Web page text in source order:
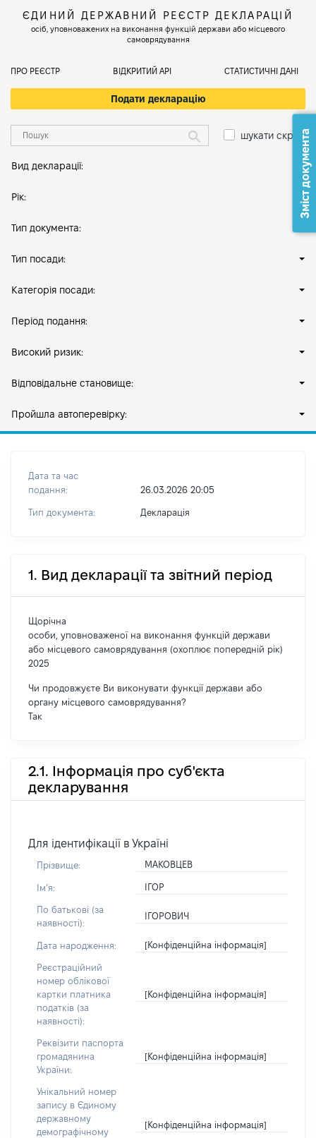
ЄДИНИЙ ДЕРЖАВНИЙ РЕЄСТР ДЕКЛАРАЦІЙ
осіб, уповноважених на виконання функцій держави або місцевого
самоврядування
ПРО РЕЄСТР ВІДКРИТИЙ АРІ СТАТИСТИЧНІ ДАНІ
Подати декларацію
шукати скрізь
Вид декларації:
Рік:
Тип документа:
Тип посади:
Категорія посади:
Період подання:
Високий ризик:
Відповідальне становище:
Пройшла автоперевірку:
Дата та час
подання:
26.03.2026 20:05
Тип документа: Декларація
1. Вид декларації та звітний період
Щорічна
особи, уповноваженої на виконання функцій держави
або місцевого самоврядування (охоплює попередній рік)
2025
Чи продовжуєте Ви виконувати функції держави або
органу місцевого самоврядування?
Так
2.1. Інформація про суб'єкта
декларування
Для ідентифікації в Україні
Прізвище: МАКОВЦЕВ
Імʼя: ІГОР
По батькові (за
наявності):
ІГОРОВИЧ
Дата народження: [Конфіденційна інформація]
Реєстраційний
номер облікової
картки платника
податків (за
наявності):
[Конфіденційна інформація]
Реквізити паспорта
громадянина
України:
[Конфіденційна інформація]
Унікальний номер
запису в Єдиному
державному
демографічному
[Конфіденційна інформація]
Зміст документа